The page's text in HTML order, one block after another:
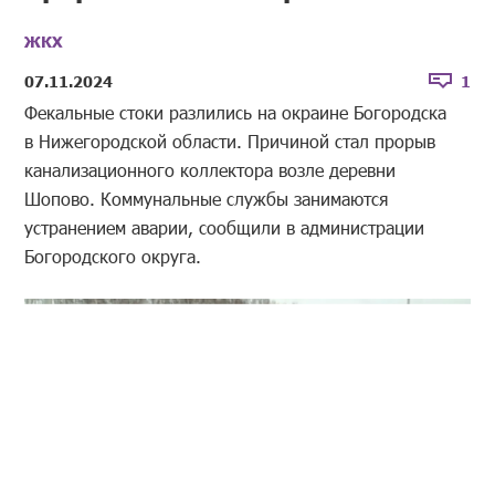
ЖКХ
07.11.2024
1
Фекальные стоки разлились на окраине Богородска
в Нижегородской области. Причиной стал прорыв
канализационного коллектора возле деревни
Шопово. Коммунальные службы занимаются
устранением аварии, сообщили в администрации
Богородского округа.